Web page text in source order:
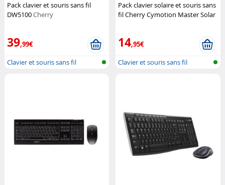
Pack clavier et souris sans fil
DW5100Cherry
39,99€
Clavier et souris sans fil
Pack clavier solaire et souris sans
fil Cherry Cymotion Master Solar
14,95€
Clavier et souris sans fil